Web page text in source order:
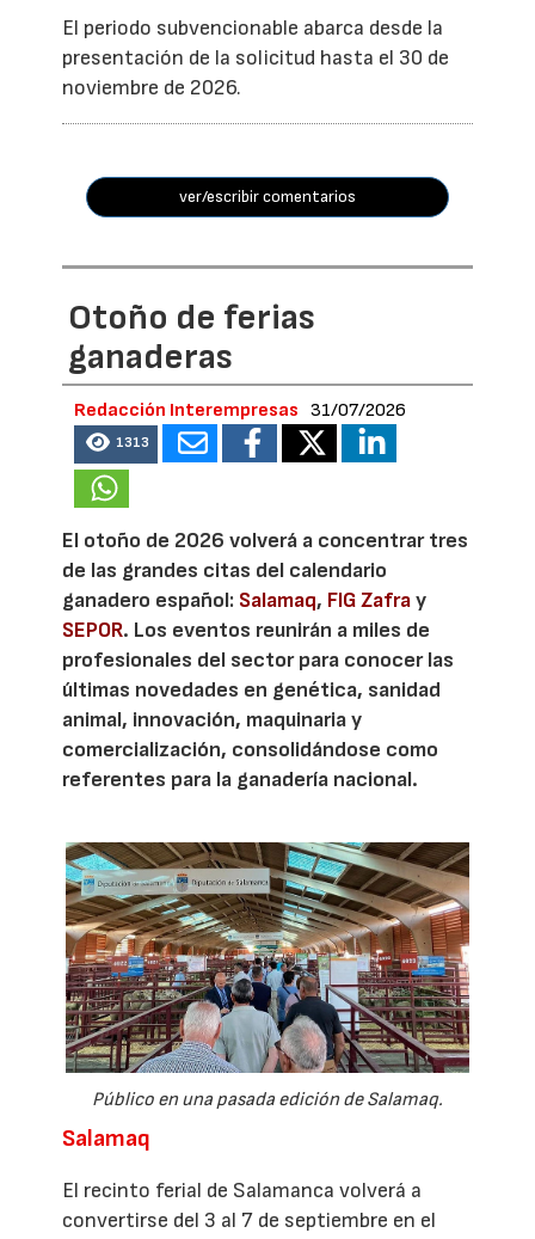
El periodo subvencionable abarca desde la
presentación de la solicitud hasta el 30 de
noviembre de 2026.
ver/escribir comentarios
Otoño de ferias
ganaderas
Redacción Interempresas 31/07/2026
1313
El otoño de 2026 volverá a concentrar tres
de las grandes citas del calendario
ganadero español: Salamaq, FIG Zafray
SEPOR. Los eventos reunirán a miles de
profesionales del sector para conocer las
últimas novedades en genética, sanidad
animal, innovación, maquinaria y
comercialización, consolidándose como
referentes para la ganadería nacional.
Público en una pasada edición de Salamaq.
Salamaq
El recinto ferial de Salamanca volverá a
convertirse del 3 al 7 de septiembre en el